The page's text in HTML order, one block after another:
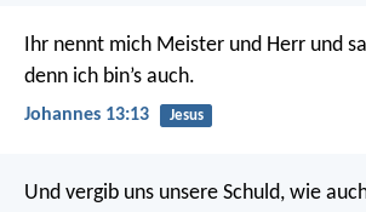
Ihr nennt mich Meister und Herr und
denn ich bin’s auch.
Johannes 13:13 Jesus
Und vergib uns unsere Schuld, wie